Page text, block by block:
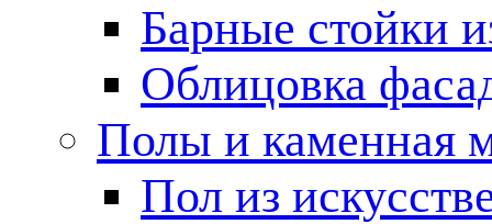
Барные стойки
Облицовка
Полы и каменная
Пол из